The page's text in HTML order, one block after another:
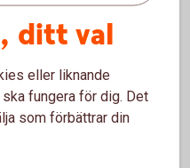
på lån utan säkerhet”.
din näringsbilaga.
miljoner kronor kan du
årsbokslut. När du
ditt val
eller liknande
fungera för dig. Det
som förbättrar din